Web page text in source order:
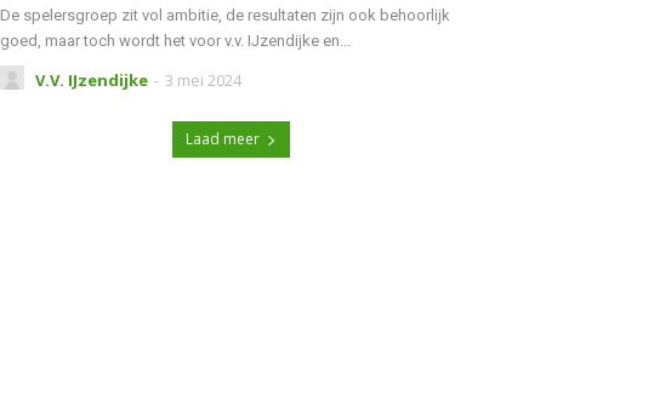
De spelersgroep zit vol ambitie, de resultaten zijn ook behoorlijk
goed, maar toch wordt het voor v.v. IJzendijke en...
V.V. IJzendijke - 3 mei 2024
Laad meer